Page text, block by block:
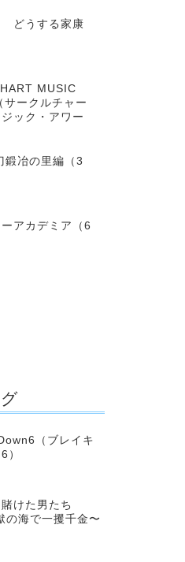
の誕
どうする家康
MUSIC
サークルチャー
ジック・アワー
鍛冶の里編（3
アカデミア（6
（ブレイキ
）
けた男たち
の海で一攫千金〜